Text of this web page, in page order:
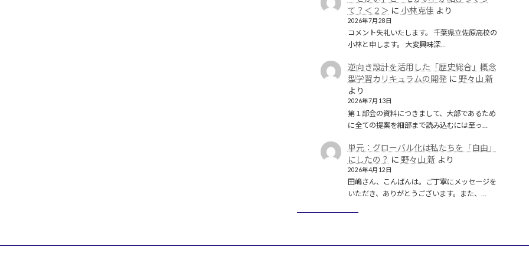
て？＜２＞ に 小林克佳 より
2026年7月28日
コメント失礼いたします。 千葉県立佐原高校の
小林と申します。 大変興味深…
逆向き設計を活用した「歴史総合」概念
型学習カリキュラムの開発に 野々山 新
より
2026年7月13日
第１部会の資料につきまして、大部であるため
に全ての提案を細部まで読み込むには至っ…
単元：グローバル化は私たちを「自由」
にしたの？ に 野々山 新 より
2026年4月12日
田嶋さん、こんばんは。ご丁寧にメッセージを
いただき、ありがとうございます。また、…